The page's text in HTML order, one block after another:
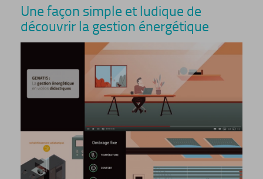
Une façon simple et ludique de
découvrir la gestion énergétique